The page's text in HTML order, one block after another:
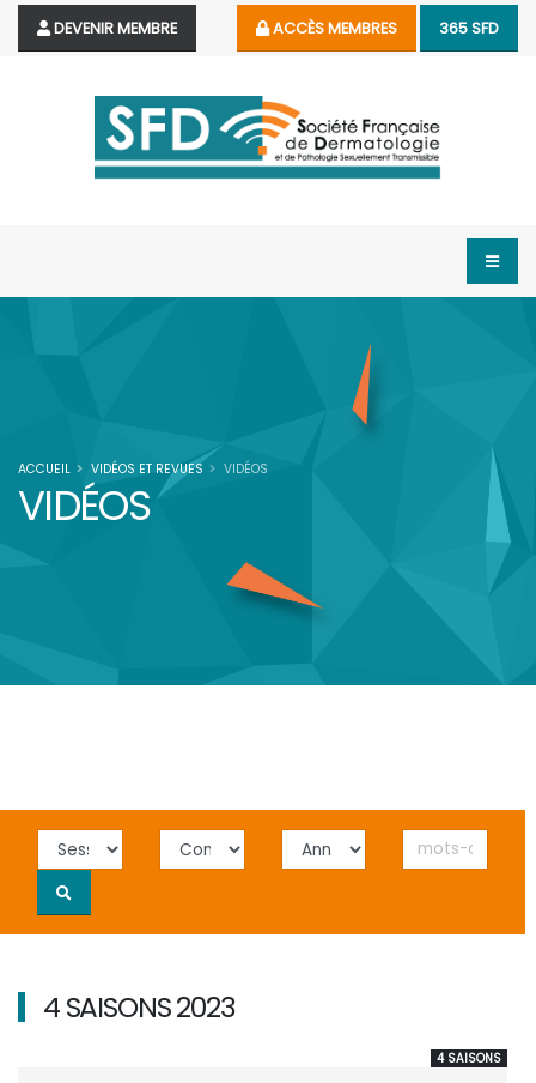
DEVENIR MEMBRE ACCÈS MEMBRES 365 SFD
VIDÉOS
ACCUEIL VIDÉOS ET REVUES VIDÉOS
4 SAISONS 2023
4 SAISONS